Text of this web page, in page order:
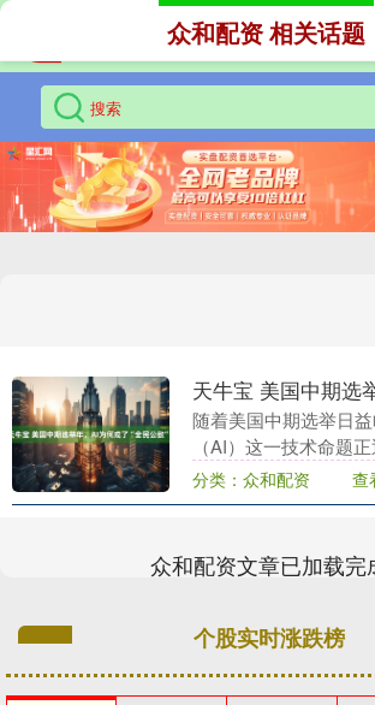
众和配资 相关话题
随着美国中期选举日
（AI）这一技术命题
对下两党交锋的关键战
伙伴公司（Hart
分类：众和配资 查
众和配资文章已加载完
个股实时涨跌榜